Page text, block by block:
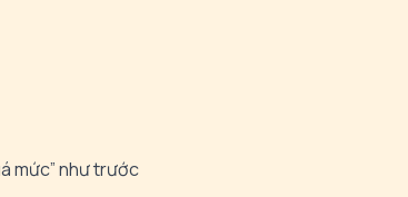
mức” như trước